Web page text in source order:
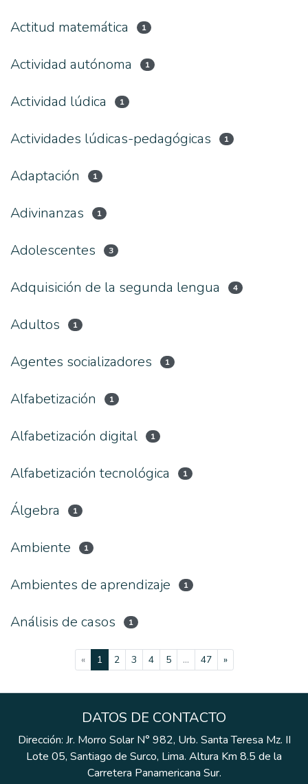
Actitud matemática 1
Actividad autónoma 1
Actividad lúdica 1
Actividades lúdicas-pedagógicas 1
Adaptación 1
Adivinanzas 1
Adolescentes 3
Adquisición de la segunda lengua 4
Adultos 1
Agentes socializadores 1
Alfabetización 1
Alfabetización digital 1
Alfabetización tecnológica 1
Álgebra 1
Ambiente 1
Ambientes de aprendizaje 1
Análisis de casos 1
« 1(current)
2 3 4 5 ... 47 »
DATOS DE CONTACTO
Dirección: Jr. Morro Solar N° 982, Urb. Santa Teresa Mz. II
Lote 05, Santiago de Surco, Lima. Altura Km 8.5 de la
Carretera Panamericana Sur.